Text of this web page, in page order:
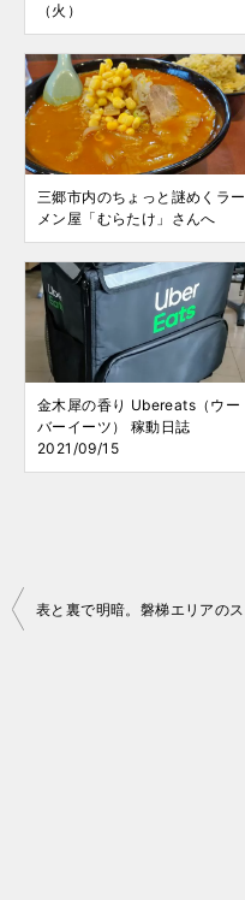
（火）
三郷市内のちょっと謎めくラー
メン屋「むらたけ」さんへ
金木犀の香り Ubereats（ウー
バーイーツ） 稼動日誌
2021/09/15
投